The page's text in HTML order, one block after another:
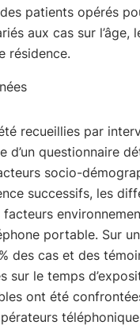
patients opérés
aux cas sur l’âge,
résidence.
recueillies par
d’un questionnaire
socio-
successifs, les
portable. Sur un
des cas et des
sur le temps
ont été